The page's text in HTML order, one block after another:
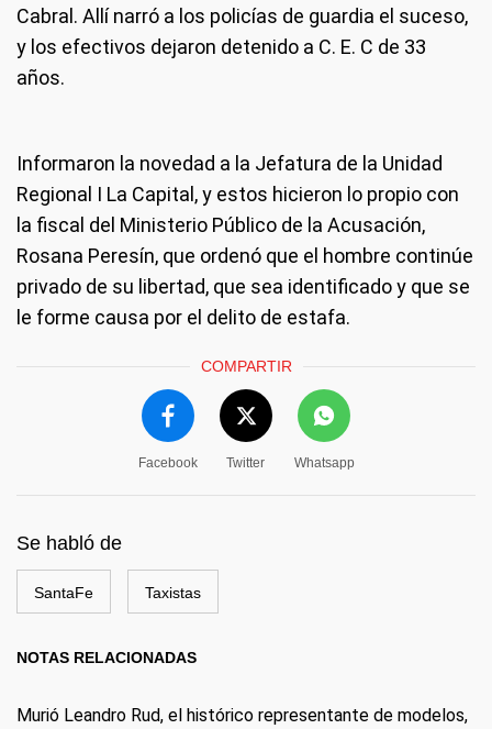
Cabral. Allí narró a los policías de guardia el suceso,
y los efectivos dejaron detenido a C. E. C de 33
años.
Informaron la novedad a la Jefatura de la Unidad
Regional I La Capital, y estos hicieron lo propio con
la fiscal del Ministerio Público de la Acusación,
Rosana Peresín, que ordenó que el hombre continúe
privado de su libertad, que sea identificado y que se
le forme causa por el delito de estafa.
COMPARTIR
Facebook Twitter Whatsapp
Se habló de
SantaFe Taxistas
NOTAS RELACIONADAS
Murió Leandro Rud, el histórico representante de modelos,